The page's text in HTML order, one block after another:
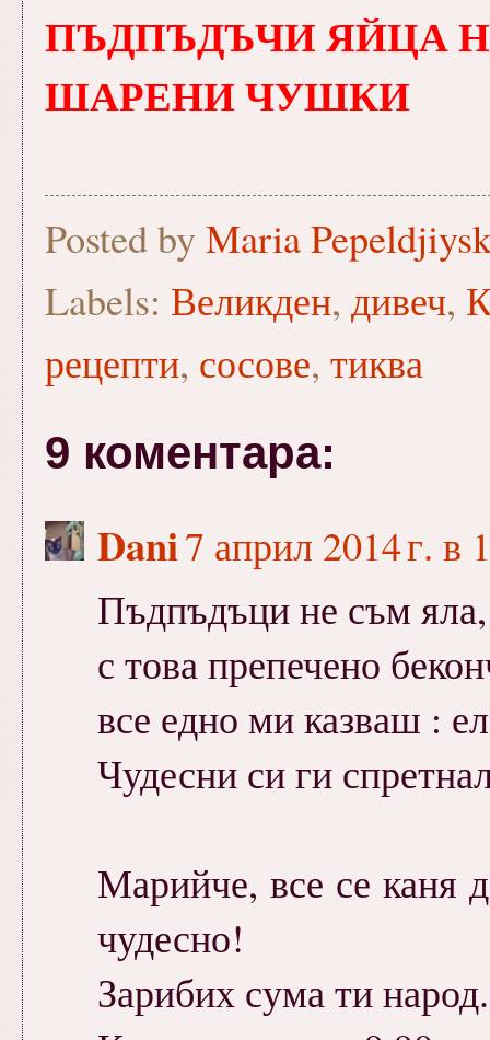
ПЪДПЪДЪЧИ ЯЙЦА
ШАРЕНИ ЧУШКИ
Posted by Maria
Labels: Великден, дивеч,
рецепти, сосове, тиква
9 коментара:
Dani7 април 2014 г. в
Пъдпъдъци не съм яла,
с това препечено
все едно ми казваш :
Чудесни си ги
Марийче, все се каня
чудесно!
Зарибих сума ти народ.